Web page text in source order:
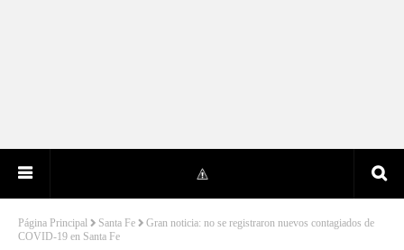
Página Principal Santa Fe
Gran noticia: no se registraron nuevos contagiados de
COVID-19 en Santa Fe